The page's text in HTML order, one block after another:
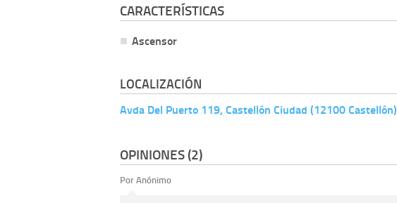
CARACTERÍSTICAS
Ascensor
LOCALIZACIÓN
Avda Del Puerto 119, Castellón Ciudad (12100 Castellón)
OPINIONES (2)
Por Anónimo